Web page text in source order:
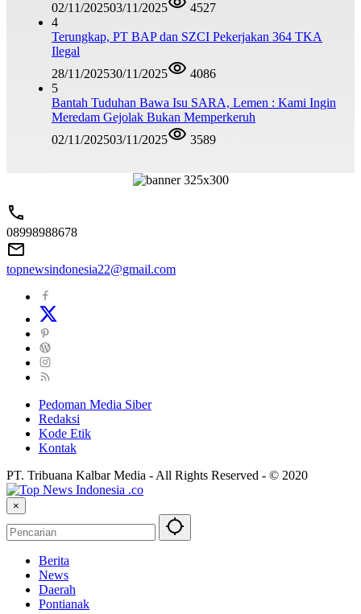
02/11/202503/11/2025
4527
4
Terungkap, PT BAP dan SZCI Pekerjakan 364 TKA
Ilegal
28/11/202530/11/2025
4086
5
Bantah Tuduhan Bawa Isu SARA, Lemen : Kami Ingin
Meredam Gejolak Bukan Memperkeruh
02/11/202503/11/2025 3589
08998988678
topnewsindonesia22@gmail.com
Pedoman Media Siber
Redaksi
Kode Etik
Kontak
PT. Tribuana Kalbar Media - All Rights Reserved - © 2020
×
Berita
News
Daerah
Pontianak